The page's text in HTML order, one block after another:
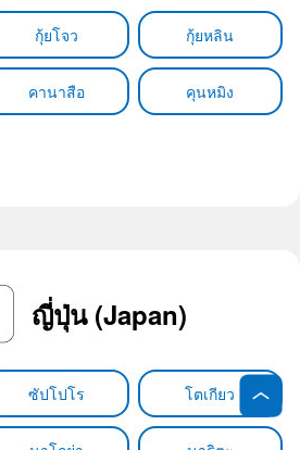
กุ้ยโจว กุ้ยหลิน
คานาสือ คุนหมิง
ญี่ปุ่น (Japan)
ซัปโปโร โตเกียว